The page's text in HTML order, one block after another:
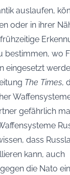
auslaufen,
oder in ihrer
bestimmen, wo
eingesetzt
The Times,
gefährlich
dass
kann, auch
die Nato